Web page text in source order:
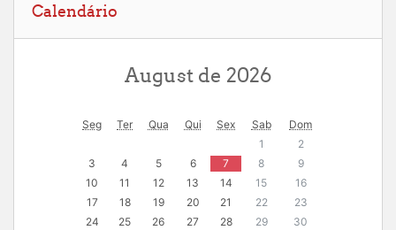
Calendário
August de 2026
Seg Ter Qua Qui Sex Sab
Dom
1
2
3
4 5 6 7 8
9
10
11 12 13 14 15
16
17
18 19 20 21 22
23
24
25 26 27 28 29
30